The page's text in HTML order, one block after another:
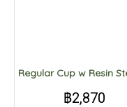
Regular Cup w Resin
฿2,870